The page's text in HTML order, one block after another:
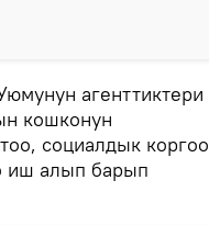
агенттиктери
кошконун
социалдык коргоо
иш алып барып